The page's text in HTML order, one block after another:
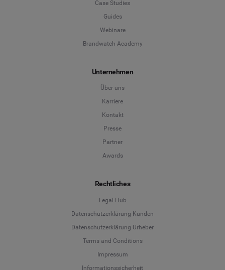
Case Studies
Guides
Webinare
Brandwatch Academy
Unternehmen
Über uns
Karriere
Kontakt
Presse
Partner
Awards
Rechtliches
Legal Hub
Datenschutzerklärung Kunden
Datenschutzerklärung Urheber
Terms and Conditions
Impressum
Informationssicherheit